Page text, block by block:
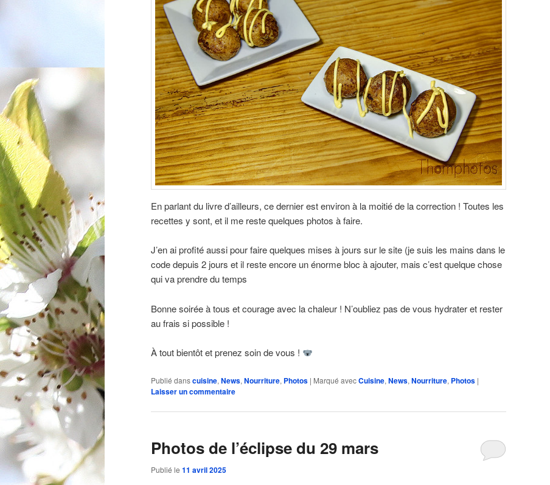
En parlant du livre d’ailleurs, ce dernier est environ à la moitié de la correction ! Toutes les
recettes y sont, et il me reste quelques photos à faire.
J’en ai profité aussi pour faire quelques mises à jours sur le site (je suis les mains dans le
code depuis 2 jours et il reste encore un énorme bloc à ajouter, mais c’est quelque chose
qui va prendre du temps
Bonne soirée à tous et courage avec la chaleur ! N’oubliez pas de vous hydrater et rester
au frais si possible !
À tout bientôt et prenez soin de vous !
Publié danscuisine, News, Nourriture, Photos | Marqué avecCuisine, News, Nourriture, Photos |
Laisser un commentaire
Photos de l’éclipse du 29 mars
Publié le 11 avril 2025